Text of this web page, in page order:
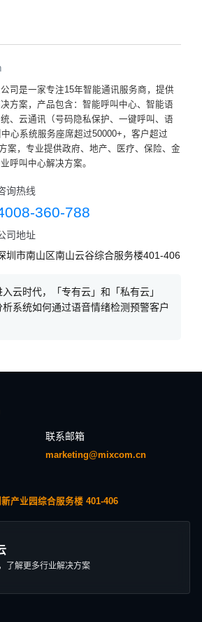
司是一家专注15年智能通讯服务商，提供
方案，产品包含：智能呼叫中心、智能语
、云通讯（号码隐私保护、一键呼叫、语
心系统服务座席超过50000+，客户超过
案，专业提供政府、地产、医疗、保险、金
呼叫中心解决方案。
询热线
360-788
司地址
圳市南山区南山云谷综合服务楼401-406
云时代，「专有云」和「私有云」
系统如何通过语音情绪检测预警客户
联系邮箱
marketing@mixcom.cn
产业园综合服务楼 401-406
了解更多行业解决方案